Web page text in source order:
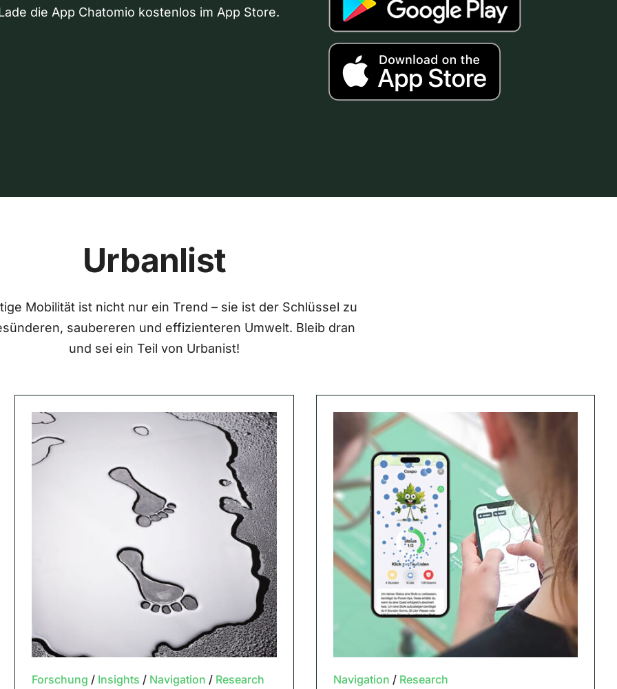
die App Chatomio kostenlos im App Store.
Urbanlist
Mobilität ist nicht nur ein Trend – sie ist der Schlüssel zu
saubereren und effizienteren Umwelt. Bleib dran
und sei ein Teil von Urbanist!
Forschung / Insights / Navigation / Research Navigation / Research